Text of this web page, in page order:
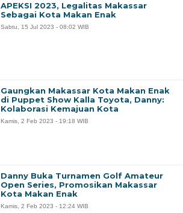
APEKSI 2023, Legalitas Makassar
Sebagai Kota Makan Enak
Sabtu, 15 Jul 2023 - 08:02 WIB
Gaungkan Makassar Kota Makan Enak
di Puppet Show Kalla Toyota, Danny:
Kolaborasi Kemajuan Kota
Kamis, 2 Feb 2023 - 19:18 WIB
Danny Buka Turnamen Golf Amateur
Open Series, Promosikan Makassar
Kota Makan Enak
Kamis, 2 Feb 2023 - 12:24 WIB